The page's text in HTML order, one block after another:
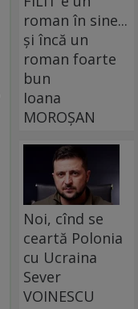
roman în sine...
și încă un
roman foarte
bun
Ioana
MOROȘAN
Noi, cînd se
ceartă Polonia
cu Ucraina
Sever
VOINESCU